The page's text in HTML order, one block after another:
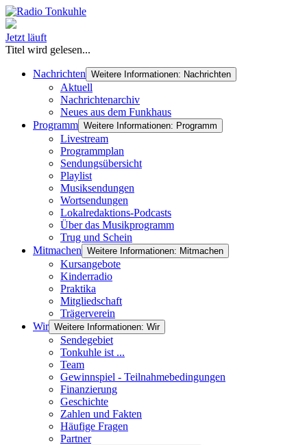
Jetzt läuft
Titel wird gelesen...
Nachrichten Weitere Informationen: Nachrichten
Aktuell
Nachrichtenarchiv
Neues aus dem Funkhaus
Programm Weitere Informationen: Programm
Livestream
Programmplan
Sendungsübersicht
Playlist
Musiksendungen
Wortsendungen
Lokalredaktions-Podcasts
Über das Musikprogramm
Trug und Schein
Mitmachen Weitere Informationen: Mitmachen
Kursangebote
Kinderradio
Praktika
Mitgliedschaft
Trägerverein
Wir Weitere Informationen: Wir
Sendegebiet
Tonkuhle ist ...
Team
Gewinnspiel - Teilnahmebedingungen
Finanzierung
Geschichte
Zahlen und Fakten
Häufige Fragen
Partner